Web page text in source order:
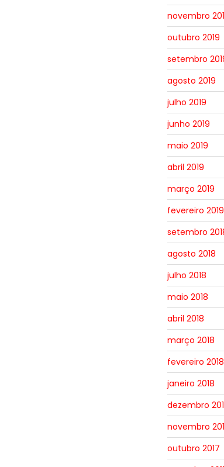
novembro
outubro 2019
setembro
agosto 2019
julho 2019
junho 2019
maio 2019
abril 2019
março 2019
fevereiro 2019
setembro
agosto 2018
julho 2018
maio 2018
abril 2018
março 2018
fevereiro 2018
janeiro 2018
dezembro
novembro
outubro 2017